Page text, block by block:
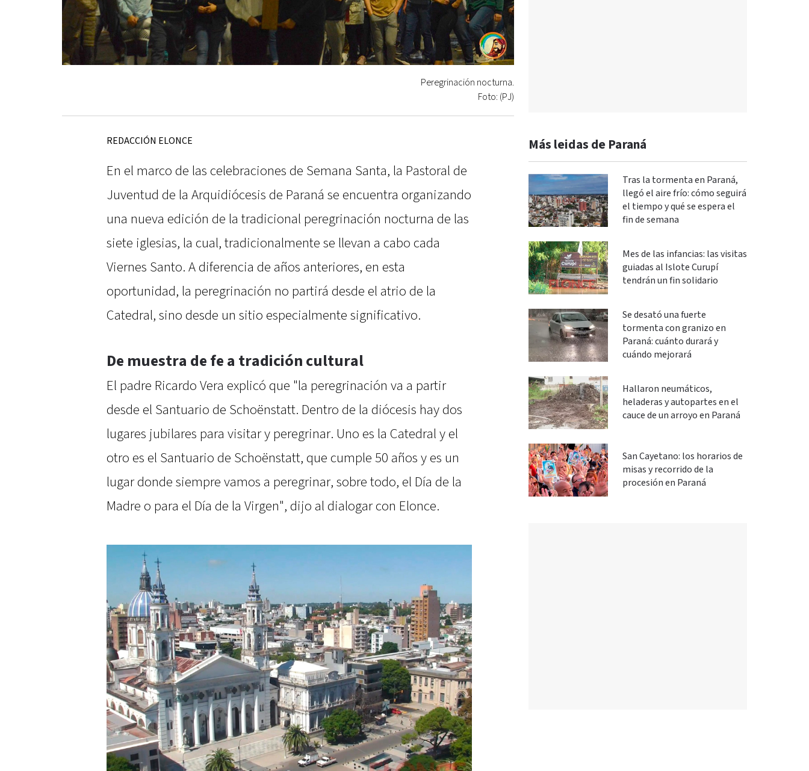
Peregrinación nocturna.
Foto: (PJ)
REDACCIÓN ELONCE
En el marco de las celebraciones de Semana Santa, la Pastoral de
Juventud de la Arquidiócesis de Paraná se encuentra organizando
una nueva edición de la tradicional peregrinación nocturna de las
siete iglesias, la cual, tradicionalmente se llevan a cabo cada
Viernes Santo. A diferencia de años anteriores, en esta
oportunidad, la peregrinación no partirá desde el atrio de la
Catedral, sino desde un sitio especialmente significativo.
De muestra de fe a tradición cultural
El padre Ricardo Vera explicó que "la peregrinación va a partir
desde el Santuario de Schoënstatt. Dentro de la diócesis hay dos
lugares jubilares para visitar y peregrinar. Uno es la Catedral y el
otro es el Santuario de Schoënstatt, que cumple 50 años y es un
lugar donde siempre vamos a peregrinar, sobre todo, el Día de la
Madre o para el Día de la Virgen", dijo al dialogar con Elonce.
Más leidas de Paraná
Tras la tormenta en Paraná,
llegó el aire frío: cómo seguirá
el tiempo y qué se espera el
fin de semana
Mes de las infancias: las visitas
guiadas al Islote Curupí
tendrán un fin solidario
Se desató una fuerte
tormenta con granizo en
Paraná: cuánto durará y
cuándo mejorará
Hallaron neumáticos,
heladeras y autopartes en el
cauce de un arroyo en Paraná
San Cayetano: los horarios de
misas y recorrido de la
procesión en Paraná